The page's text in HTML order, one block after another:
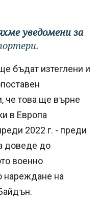
уведомени за
бъдат изтеглени и
че това ще върне
в Европа
2022 г. - преди
доведе до
военно
нареждане на